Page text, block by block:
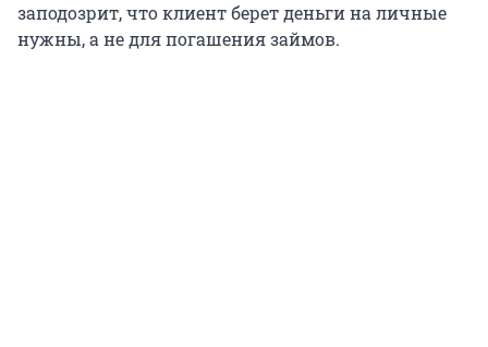
заподозрит, что клиент берет деньги на личные
нужны, а не для погашения займов.